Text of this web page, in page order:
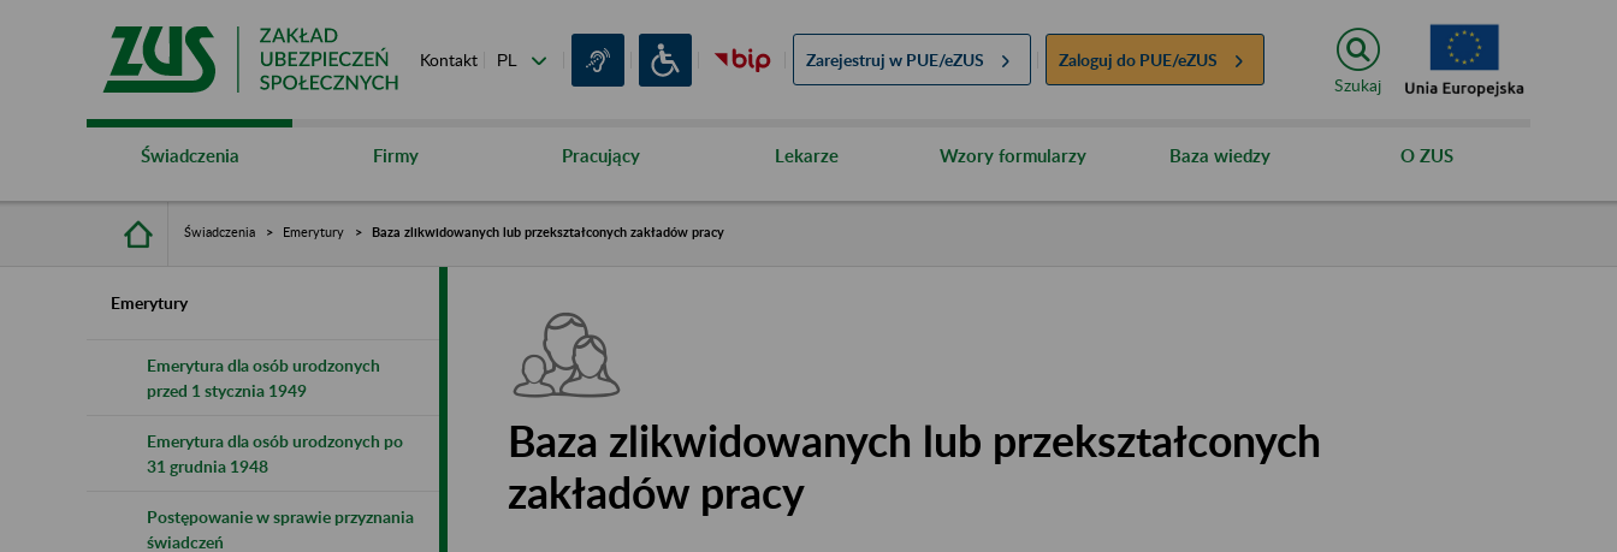
Kontakt Zarejestruj w PUE/eZUS Zaloguj do PUE/eZUS
Szukaj
Świadczenia Firmy Pracujący Lekarze Wzory formularzy Baza wiedzy O ZUS
Świadczenia Emerytury Baza zlikwidowanych lub przekształconych zakładów pracy
Emerytury
Emerytura dla osób urodzonych
przed 1 stycznia 1949
Emerytura dla osób urodzonych po
31 grudnia 1948
Postępowanie w sprawie przyznania
świadczeń
Baza zlikwidowanych lub przekształconych
zakładów pracy